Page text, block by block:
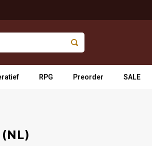
RPG Preorder SALE